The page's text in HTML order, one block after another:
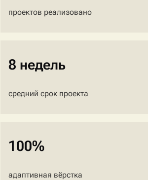
проектов реализовано
8 недель
средний срок проекта
100%
адаптивная вёрстка